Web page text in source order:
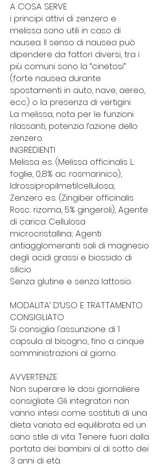
A COSA SERVE
i principi attivi di zenzero e
melissa sono utili in caso di
nausea. Il senso di nausea può
dipendere da fattori diversi, tra i
più comuni sono la “cinetosi”
(forte nausea durante
spostamenti in auto, nave, aereo,
ecc.) o la presenza di vertigini.
La melissa, nota per le funzioni
rilassanti, potenzia l’azione dello
zenzero.
INGREDIENTI
Melissa e.s. (Melissa officinalis L.:
foglie, 0,8% ac. rosmarinico),
Idrossipropilmetilcellulosa,
Zenzero e.s. (Zingiber officinalis
Rosc.: rizoma, 5% gingeroli), Agente
di carica: Cellulosa
microcristallina; Agenti
antiagglomeranti: sali di magnesio
degli acidi grassi e biossido di
silicio.
Senza glutine e senza lattosio.
MODALITA’ D’USO E TRATTAMENTO
CONSIGLIATO
Si consiglia l'assunzione di 1
capsula al bisogno, fino a cinque
somministrazioni al giorno.
AVVERTENZE
Non superare le dosi giornaliere
consigliate. Gli integratori non
vanno intesi come sostituti di una
dieta variata ed equilibrata ed un
sano stile di vita. Tenere fuori dalla
portata dei bambini al di sotto dei
3 anni di età.